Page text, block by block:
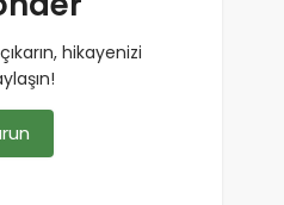
çıkarın, hikayenizi